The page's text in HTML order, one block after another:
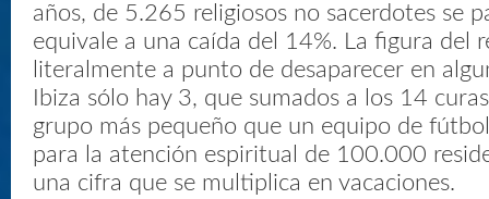
años, de 5.265 religiosos no sacerdotes se
equivale a una caída del 14%. La figura del
literalmente a punto de desaparecer en
Ibiza sólo hay 3, que sumados a los 14
grupo más pequeño que un equipo de
para la atención espiritual de 100.000
una cifra que se multiplica en vacaciones.